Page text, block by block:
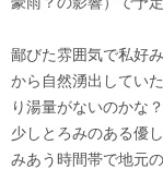
鄙びた雰囲気で私好
から自然湧出してい
り湯量がないのかな
少しとろみのある優
みあう時間帯で地元